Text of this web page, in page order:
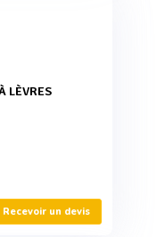
LÈVRES
Recevoir un devis